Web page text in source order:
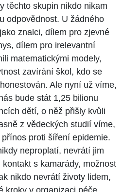
těchto skupin nikdo nikam
odpovědnost. U žádného
znalci, dílem pro zjevné
dílem pro irelevantní
matematickými modely,
zavírání škol, kdo se
Ale nyní už víme,
bude stát 1,25 bilionu
dětí, o něž přišly kvůli
z vědeckých studií víme,
proti šíření epidemie.
neproplatí, nevrátí jim
s kamarády, možnost
nikdo nevrátí životy lidem,
kroky v organizaci péče,